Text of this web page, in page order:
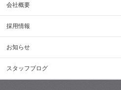
会社概要
採用情報
お知らせ
スタッフブログ